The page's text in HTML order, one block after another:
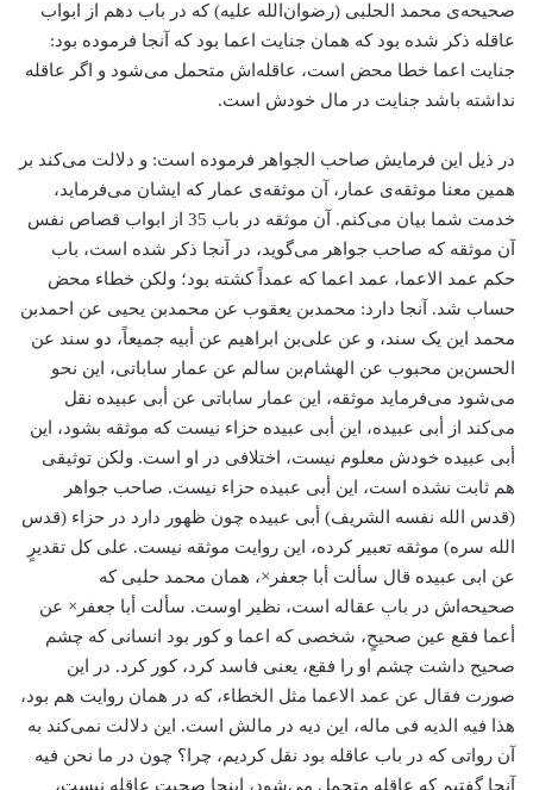
صحیحه‌ی محمد الحلبی (رضوان‌الله علیه) که در باب دهم از ابواب
عاقله ذکر شده بود که همان جنایت اعما بود که آنجا فرموده بود:
جنایت اعما خطا محض است، عاقله‌اش متحمل می‌شود و اگر عاقله
نداشته باشد جنایت در مال خودش است.
در ذیل این فرمایش صاحب الجواهر فرموده است: و دلالت می‌کند بر
همین معنا موثقه‌ی عمار، آن موثقه‌ی عمار که ایشان می‌فرماید،
خدمت شما بیان می‌کنم. آن موثقه در باب 35 از ابواب قصاص نفس
آن موثقه‌ که صاحب جواهر می‌گوید، در آنجا ذکر شده است، باب
حکم عمد الاعما، عمد اعما که عمداً کشته بود؛ ولکن خطاء محض
حساب شد. آنجا دارد: محمد‌بن یعقوب عن محمد‌بن یحیی عن احمد‌بن
محمد این یک سند، و عن علی‌بن ابراهیم عن أبیه جمیعاً، دو سند عن
الحسن‌بن محبوب عن الهشام‌بن سالم عن عمار ساباتی، این نحو
می‌شود می‌فرماید موثقه، این عمار ساباتی عن أبی عبیده نقل
می‌کند از أبی عبیده، این أبی عبیده حزاء نیست که موثقه بشود، این
أبی عبیده خودش معلوم نیست، اختلافی در او است. ولکن توثیقی
هم ثابت نشده است، این أبی عبیده حزاء نیست. صاحب جواهر
(قدس الله نفسه الشریف) أبی عبیده چون ظهور دارد در حزاء (قدس
الله سره) موثقه تعبیر کرده، این روایت موثقه نیست. علی کل تقدیرٍ
عن ابی عبیده قال سألت أبا جعفر×، همان محمد حلبی که
صحیحه‌اش در باب عقاله است، نظیر اوست. سألت أبا جعفر× عن
أعما فقع عین صحیحٍ، شخصی که اعما و کور بود انسانی که چشم
صحیح داشت چشم او را فقع، یعنی فاسد کرد، کور کرد. در این
صورت فقال عن عمد الاعما مثل الخطاء، که در همان روایت هم بود،
هذا فیه الدیه فی ماله، این دیه در مالش است. این دلالت نمی‌کند به
آن رواتی که در باب عاقله بود نقل کردیم، چرا؟ چون در ما نحن فیه
آنجا گفتیم که عاقله متحمل می‌شود، اینجا صحبت عاقله نیست،